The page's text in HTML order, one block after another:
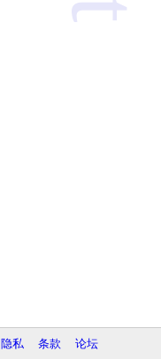
隐私 条款 论坛